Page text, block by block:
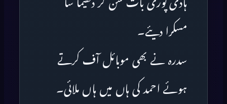
ہادی پوری بات سن کر دھیما سا
مسکرا دیئے۔
سدرہ نے بھی موبائل آف کرتے
ہوئے احمد کی ہاں میں ہاں ملائی۔